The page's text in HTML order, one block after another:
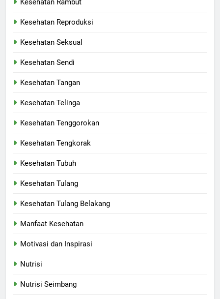
Kesehatan Rambut
Kesehatan Reproduksi
Kesehatan Seksual
Kesehatan Sendi
Kesehatan Tangan
Kesehatan Telinga
Kesehatan Tenggorokan
Kesehatan Tengkorak
Kesehatan Tubuh
Kesehatan Tulang
Kesehatan Tulang Belakang
Manfaat Kesehatan
Motivasi dan Inspirasi
Nutrisi
Nutrisi Seimbang